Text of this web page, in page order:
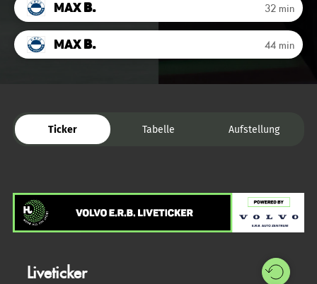
MaxB. 32 min
MaxB. 44 min
Ticker Tabelle Aufstellung
Liveticker